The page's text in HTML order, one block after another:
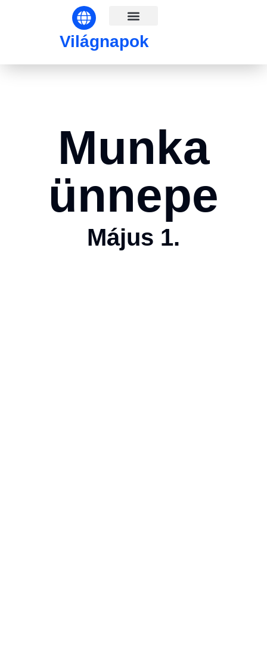
Világnapok
Munka
ünnepe
Május 1.